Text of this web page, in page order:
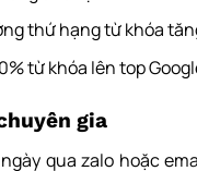
thứ hạng từ khóa
từ khóa lên top
gia
qua zalo hoặc